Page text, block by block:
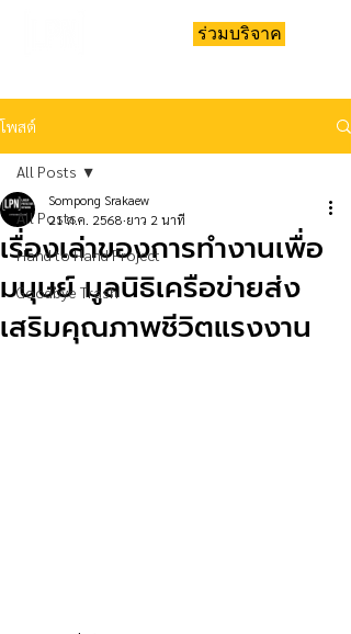
ร่วมบริจาค
โพสต์
All Posts
Hand to Hand Project
Goodbye Trash
All Posts
เรื่องเล่าของการทำงานเพื่อ
มนุษย์ มูลนิธิเครือข่ายส่ง
เสริมคุณภาพชีวิตแรงงาน
Sompong Srakaew
21 ต.ค. 2568 ยาว 2 นาที